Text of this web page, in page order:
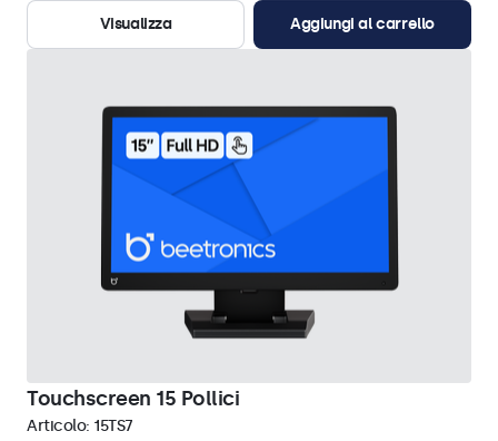
Visualizza
Aggiungi al carrello
Touchscreen 15 Pollici
Articolo: 15TS7